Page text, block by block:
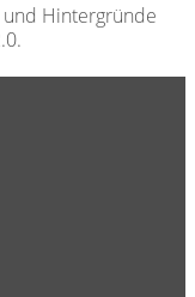
Hintergründe